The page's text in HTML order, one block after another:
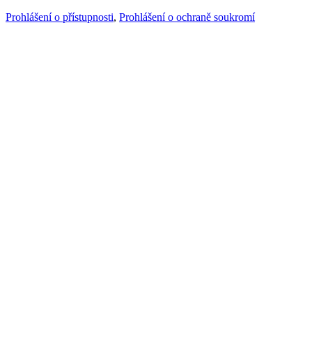
Prohlášení o přístupnosti, Prohlášení o ochraně soukromí